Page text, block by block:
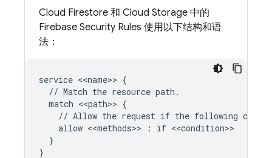
Cloud Firestore 和 Cloud Storage 中的
Firebase Security Rules 使用以下结构和语
法：
service <<name>> {
  // Match the resource path.
  match <<path>> {
// Allow the request if the following
    allow <<methods>> : if <<condition>>
  }